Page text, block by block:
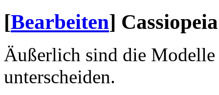
[Bearbeiten]
Äußerlich sind die
unterscheiden.